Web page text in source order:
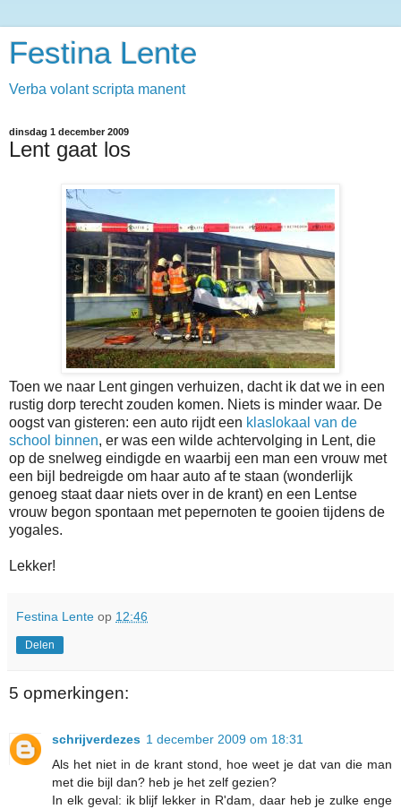
Festina Lente
Verba volant scripta manent
dinsdag 1 december 2009
Lent gaat los
Toen we naar Lent gingen verhuizen, dacht ik dat we in een
rustig dorp terecht zouden komen. Niets is minder waar. De
oogst van gisteren: een auto rijdt een klaslokaal van de
school binnen, er was een wilde achtervolging in Lent, die
op de snelweg eindigde en waarbij een man een vrouw met
een bijl bedreigde om haar auto af te staan (wonderlijk
genoeg staat daar niets over in de krant) en een Lentse
vrouw begon spontaan met pepernoten te gooien tijdens de
yogales.
Lekker!
Festina Lente op 12:46
Delen
5 opmerkingen:
schrijverdezes 1 december 2009 om 18:31
Als het niet in de krant stond, hoe weet je dat van die man
met die bijl dan? heb je het zelf gezien?
In elk geval: ik blijf lekker in R'dam, daar heb je zulke enge